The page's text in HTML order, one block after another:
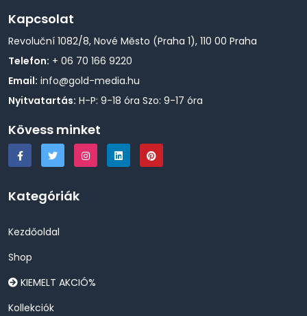
Kapcsolat
Revoluční 1082/8, Nové Město (Praha 1), 110 00 Praha
Telefon: + 06 70 166 9220
Email: info@gold-media.hu
Nyitvatartás: H-P: 9-18 óra Szo: 9-17 óra
Kövess minket
Kategóriák
Kezdőoldal
Shop
KIEMELT AKCIÓ%
Kollekciók